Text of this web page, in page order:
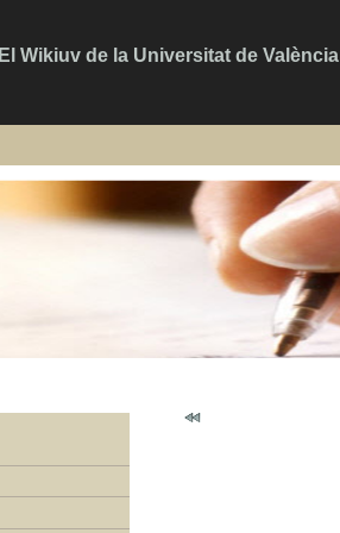
El Wikiuv de la Universitat de València